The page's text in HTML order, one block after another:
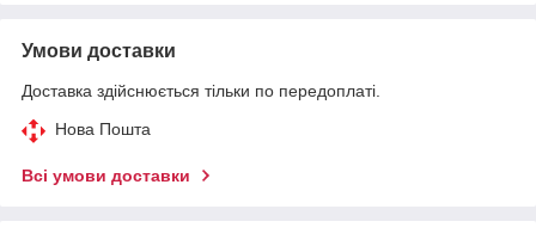
Умови доставки
Доставка здійснюється тільки по передоплаті.
Нова Пошта
Всі умови доставки